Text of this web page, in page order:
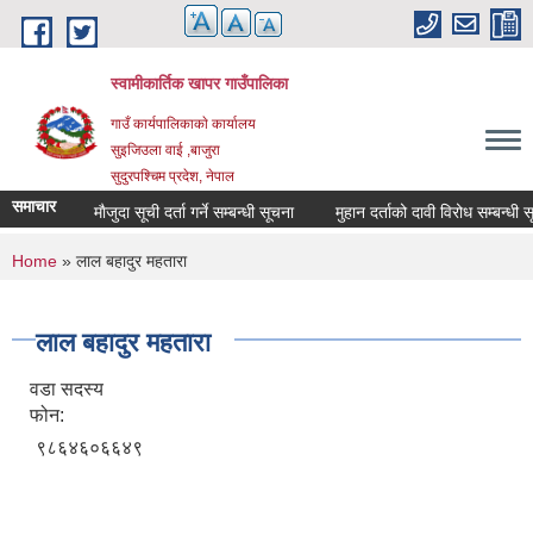
Skip to main content
स्वामीकार्तिक खापर गाउँपालिका
गाउँ कार्यपालिकाकाे कार्यालय
सुइजिउला वाई ,बाजुरा
सुदुरपश्चिम प्रदेश, नेपाल
समाचार माैजुदा सूची दर्ता गर्ने सम्बन्धी सूचना मुहान दर्ताको दावी विरोध सम्बन्धी सूचना
You are here
Home » लाल बहादुर महतारा
लाल बहादुर महतारा
वडा सदस्य
फोन:
९८६४६०६६४९